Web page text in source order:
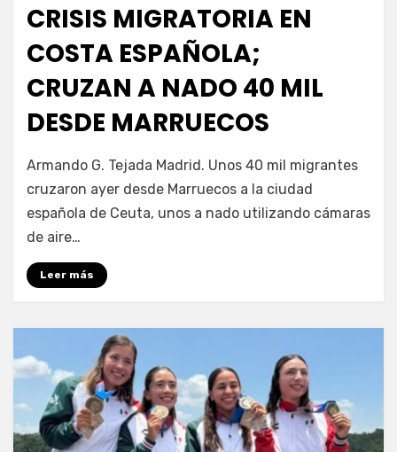
CRISIS MIGRATORIA EN
COSTA ESPAÑOLA;
CRUZAN A NADO 40 MIL
DESDE MARRUECOS
Fernando Miranda Servín
Armando G. Tejada Madrid. Unos 40 mil migrantes
cruzaron ayer desde Marruecos a la ciudad
española de Ceuta, unos a nado utilizando cámaras
de aire…
Leer más